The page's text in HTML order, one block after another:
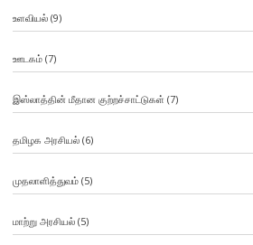
உளவியல்(9)
ஊடகம்(7)
இஸ்லாத்தின் மீதான குற்றச்சாட்டுகள் (7)
தமிழக அரசியல்(6)
முதலாளித்துவம்(5)
மாற்று அரசியல்(5)